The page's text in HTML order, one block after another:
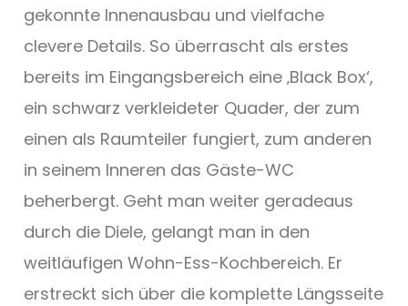
gekonnte Innenausbau und vielfache
clevere Details. So überrascht als erstes
bereits im Eingangsbereich eine ‚Black Box‘,
ein schwarz verkleideter Quader, der zum
einen als Raumteiler fungiert, zum anderen
in seinem Inneren das Gäste-WC
beherbergt. Geht man weiter geradeaus
durch die Diele, gelangt man in den
weitläufigen Wohn-Ess-Kochbereich. Er
erstreckt sich über die komplette Längsseite